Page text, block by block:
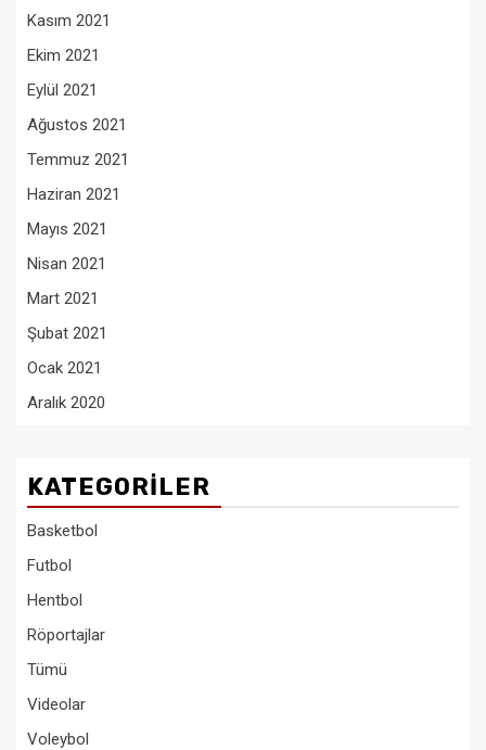
Kasım 2021
Ekim 2021
Eylül 2021
Ağustos 2021
Temmuz 2021
Haziran 2021
Mayıs 2021
Nisan 2021
Mart 2021
Şubat 2021
Ocak 2021
Aralık 2020
KATEGORILER
Basketbol
Futbol
Hentbol
Röportajlar
Tümü
Videolar
Voleybol